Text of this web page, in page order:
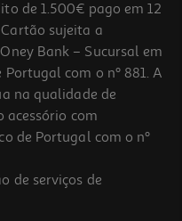
Branco Paramfi0.2m
de 1.500€ pago em 12
Cartão sujeita a
Bank – Sucursal em
com o nº 881. A
na qualidade de
com
de Portugal com o nº
de serviços de